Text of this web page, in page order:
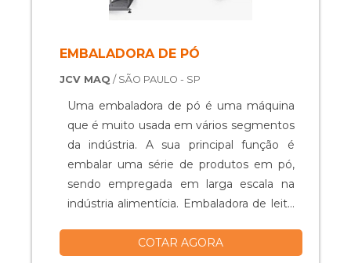
EMBALADORA DE PÓ
JCV MAQ / SÃO PAULO - SP
Uma embaladora de pó é uma máquina
que é muito usada em vários segmentos
da indústria. A sua principal função é
embalar uma série de produtos em pó,
sendo empregada em larga escala na
indústria alimentícia. Embaladora de leite
Excelente resistência; Possui sistema
COTAR AGORA